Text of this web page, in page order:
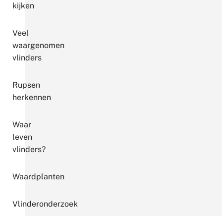
kijken
Veel
waargenomen
vlinders
Rupsen
herkennen
Waar
leven
vlinders?
Waardplanten
Vlinderonderzoek